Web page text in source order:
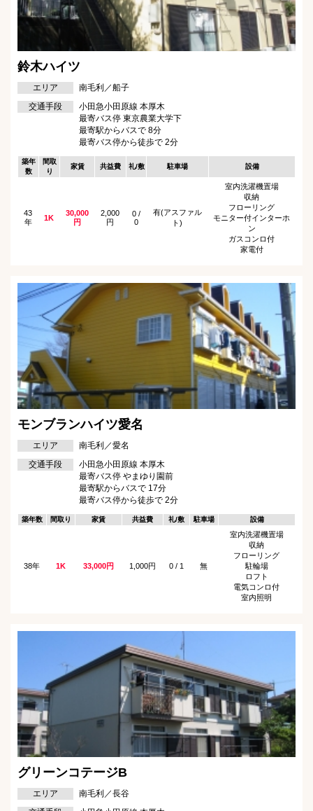
鈴木ハイツ
エリア
南毛利／船子
交通手段
小田急小田原線 本厚木
最寄バス停 東京農業大学下
最寄駅からバスで 8分
最寄バス停から徒歩で 2分
築年
数
間取
り
家賃 共益費 礼/敷 駐車場 設備
43
年
1K
30,000
円
2,000
円
0 /
0
有(アスファル
ト)
室内洗濯機置場
収納
フローリング
モニター付インターホ
ン
ガスコンロ付
家電付
モンブランハイツ愛名
エリア
南毛利／愛名
交通手段
小田急小田原線 本厚木
最寄バス停 やまゆり園前
最寄駅からバスで 17分
最寄バス停から徒歩で 2分
築年数 間取り 家賃 共益費 礼/敷 駐車場 設備
38年 1K 33,000円 1,000円 0 / 1 無
室内洗濯機置場
収納
フローリング
駐輪場
ロフト
電気コンロ付
室内照明
グリーンコテージB
エリア
南毛利／長谷